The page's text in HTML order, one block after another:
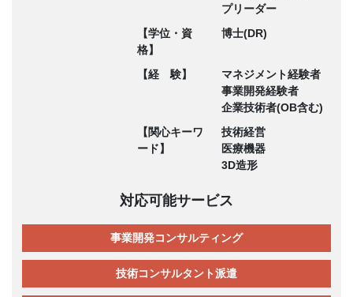
プリーダー
【学位・資
格】
博士(DR)
【経 験】
マネジメント経験者
事業開発経験者
企業技術者(OB含む)
【関心キーワ
ード】
技術経営
医療機器
3D造形
対応可能サービス
事業開発コンサルティング
技術コンサルタント派遣